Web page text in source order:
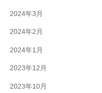
2024年3月
2024年2月
2024年1月
2023年12月
2023年10月